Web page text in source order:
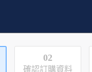
02
確認訂購資料